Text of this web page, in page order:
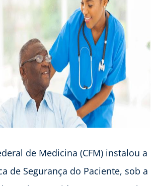
de Medicina (CFM) instalou a
de Segurança do Paciente, sob a